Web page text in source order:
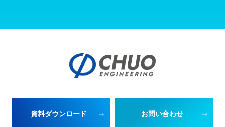
資料ダウンロード お問い合わせ